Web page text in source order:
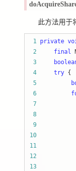
此方法用于将
1 private
2
final
3
4
try
5
6
7
8
9
10
11
12
13